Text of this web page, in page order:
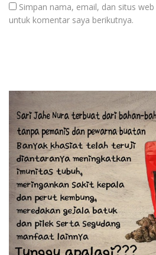
Simpan nama, email, dan situs
untuk komentar saya berikutnya.